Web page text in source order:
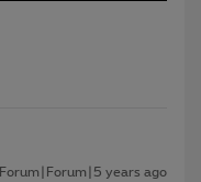
Forum|Forum|5 years ago